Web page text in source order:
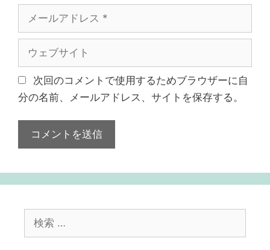
ル
ド
レ
ス
ブ
サ
イ
ト
次回のコメントで使用するためブラウザーに自
分の名前、メールアドレス、サイトを保存する。
索: